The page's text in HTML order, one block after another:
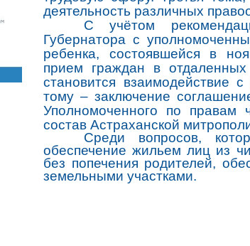
деятельность различных
С учётом
Губернатора с
ребенка, состоявшейся в
прием граждан в
становится взаимодействие
тому – заключение
Уполномоченного по правам
состав Астраханской
Среди вопросов,
обеспечение жильем лиц из
без попечения родителей,
земельными участками.